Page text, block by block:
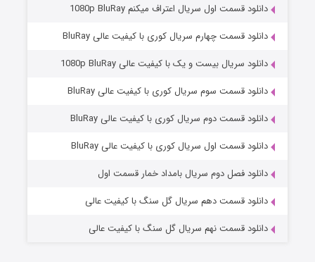
مردگان متحرک: شهر مرده ۳
قسمت۲ (زیرنویس) منتشر شد
دانلود قسمت اول سریال اعتراف میکنم 1080p BluRay
دانلود قسمت چهارم سریال کوری با کیفیت عالی BluRay
دانلود سریال بیست و یک با کیفیت عالی 1080p BluRay
دانلود قسمت سوم سریال کوری با کیفیت عالی BluRay
دانلود قسمت دوم سریال کوری با کیفیت عالی BluRay
دانلود قسمت اول سریال کوری با کیفیت عالی BluRay
دانلود فصل دوم سریال بامداد خمار قسمت اول
دانلود قسمت دهم سریال گل سنگ با کیفیت عالی
دانلود قسمت نهم سریال گل سنگ با کیفیت عالی